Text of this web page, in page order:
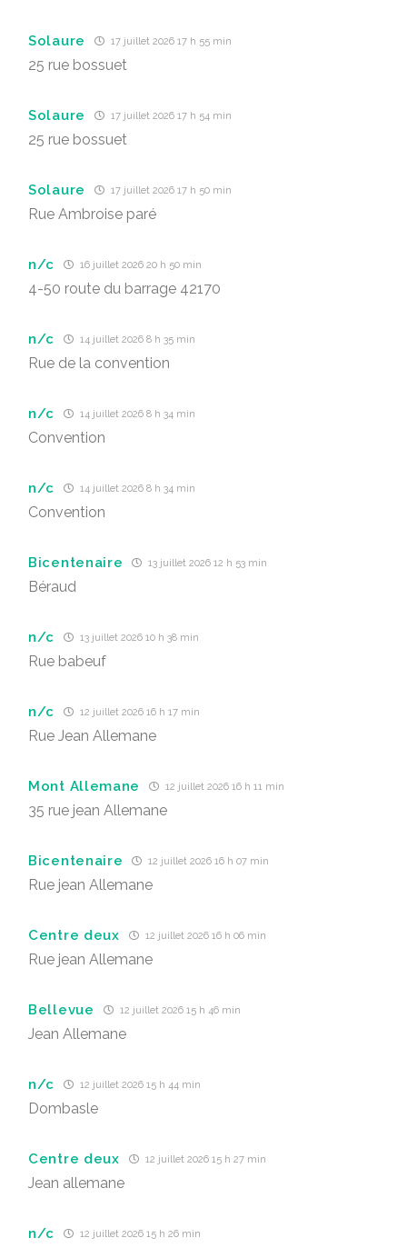
Solaure 17 juillet 2026 17 h 55 min
25 rue bossuet
Solaure 17 juillet 2026 17 h 54 min
25 rue bossuet
Solaure 17 juillet 2026 17 h 50 min
Rue Ambroise paré
n/c 16 juillet 2026 20 h 50 min
4-50 route du barrage 42170
n/c 14 juillet 2026 8 h 35 min
Rue de la convention
n/c 14 juillet 2026 8 h 34 min
Convention
n/c 14 juillet 2026 8 h 34 min
Convention
Bicentenaire 13 juillet 2026 12 h 53 min
Béraud
n/c 13 juillet 2026 10 h 38 min
Rue babeuf
n/c 12 juillet 2026 16 h 17 min
Rue Jean Allemane
Mont Allemane 12 juillet 2026 16 h 11 min
35 rue jean Allemane
Bicentenaire 12 juillet 2026 16 h 07 min
Rue jean Allemane
Centre deux 12 juillet 2026 16 h 06 min
Rue jean Allemane
Bellevue 12 juillet 2026 15 h 46 min
Jean Allemane
n/c 12 juillet 2026 15 h 44 min
Dombasle
Centre deux 12 juillet 2026 15 h 27 min
Jean allemane
n/c 12 juillet 2026 15 h 26 min